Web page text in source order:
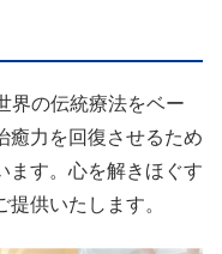
界の伝統療法をベー
癒力を回復させるため
ます。心を解きほぐす
供いたします。